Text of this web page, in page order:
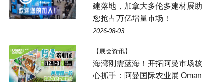
建落地，加拿大多伦多建材展助
您抢占万亿增量市场！
2026-08-03
【展会资讯】
海湾刚需蓝海！开拓阿曼市场核
心抓手：阿曼国际农业展 Oman